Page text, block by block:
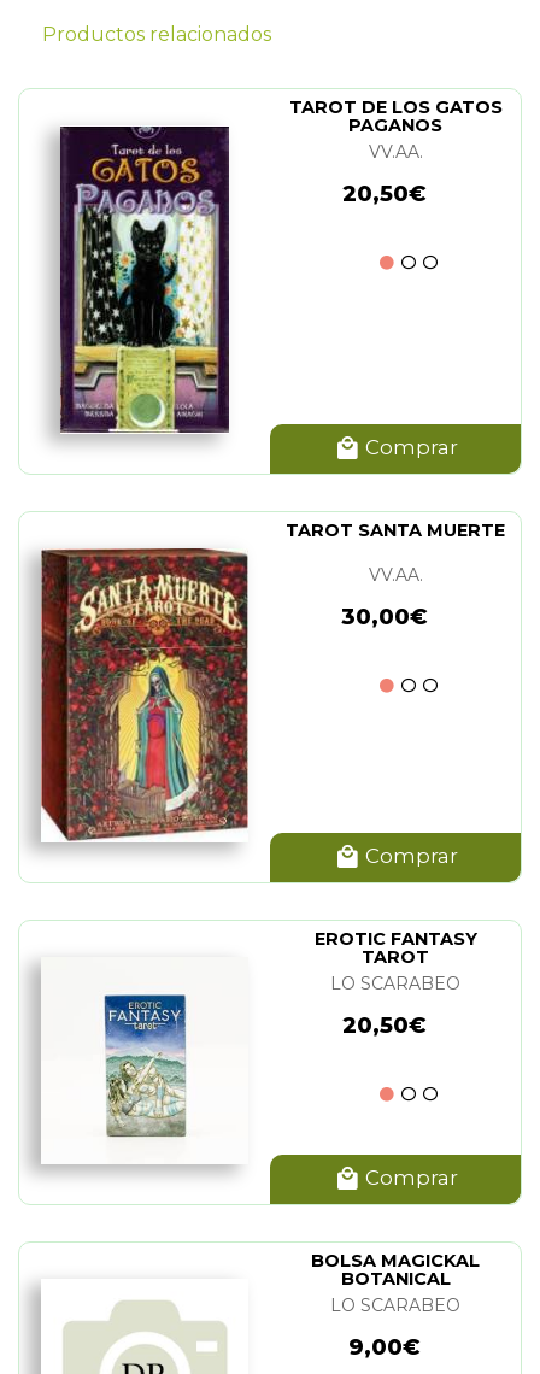
Productos relacionados
TAROT DE LOS GATOS
PAGANOS
VV.AA.
20,50€
Comprar
TAROT SANTA MUERTE
VV.AA.
30,00€
Comprar
EROTIC FANTASY
TAROT
LO SCARABEO
20,50€
Comprar
BOLSA MAGICKAL
BOTANICAL
LO SCARABEO
9,00€